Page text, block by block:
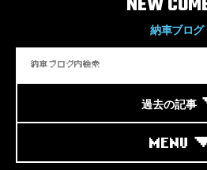
納車ブログ
過去の記事
MENU